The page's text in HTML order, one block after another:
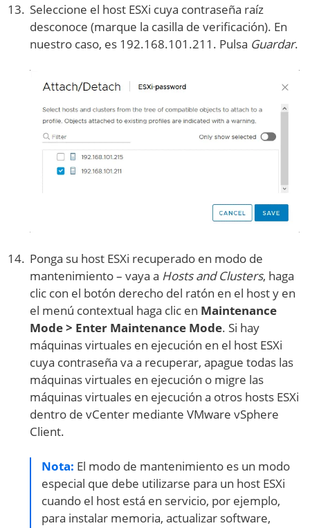
Seleccione el host ESXi cuya contraseña raíz
desconoce (marque la casilla de verificación). En
nuestro caso, es 192.168.101.211. Pulsa Guardar.
Ponga su host ESXi recuperado en modo de
mantenimiento – vaya a Hosts and Clusters, haga
clic con el botón derecho del ratón en el host y en
el menú contextual haga clic en Maintenance
Mode > Enter Maintenance Mode. Si hay
máquinas virtuales en ejecución en el host ESXi
cuya contraseña va a recuperar, apague todas las
máquinas virtuales en ejecución o migre las
máquinas virtuales en ejecución a otros hosts ESXi
dentro de vCenter mediante VMware vSphere
Client.
Nota: El modo de mantenimiento es un modo
especial que debe utilizarse para un host ESXi
cuando el host está en servicio, por ejemplo,
para instalar memoria, actualizar software,